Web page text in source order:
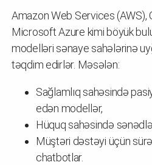
Amazon Web Services (AWS),
Microsoft Azure kimi böyük
modelləri sənaye sahələrinə
təqdim edirlər. Məsələn:
Sağlamlıq sahəsində
edən modellər,
Hüquq sahəsində
Müştəri dəstəyi üçün
chatbotlar.